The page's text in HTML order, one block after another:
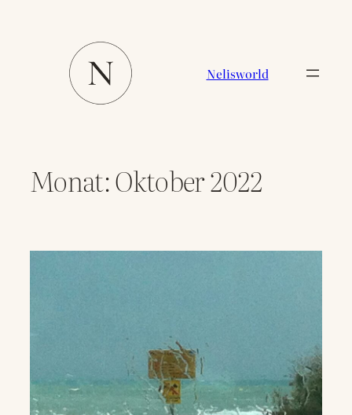
Nelisworld
Monat:Oktober 2022